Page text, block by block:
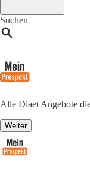
Suchen
Alle Diaet Angebote
Weiter